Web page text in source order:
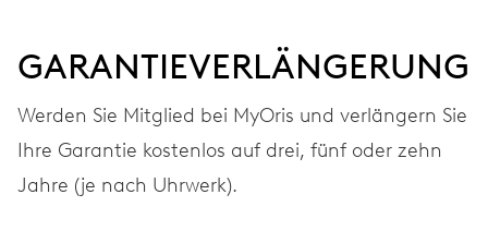
GARANTIEVERLÄNGERUNG
Werden Sie Mitglied bei MyOris und verlängern Sie
Ihre Garantie kostenlos auf drei, fünf oder zehn
Jahre (je nach Uhrwerk).